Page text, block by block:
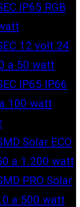
IP65 RGB
12 volt 24
a 50 watt
IP65 IP66
100 watt
Solar ECO
a 1.200 watt
PRO Solar
a 500 watt